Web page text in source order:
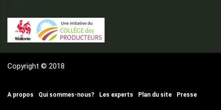
Copyright © 2018
A propos Qui sommes-nous? Les experts Plan du site Presse